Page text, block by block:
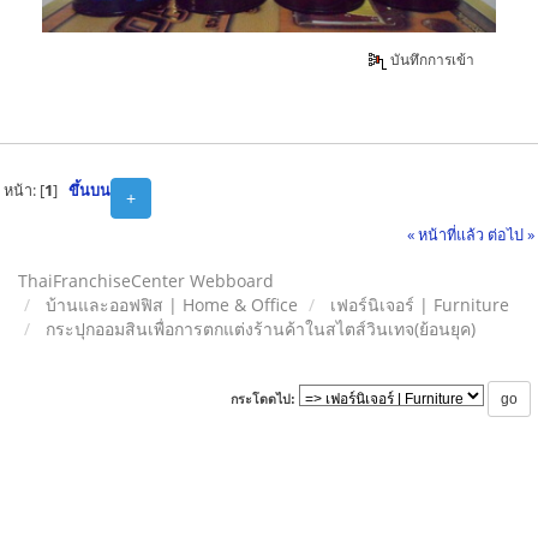
บันทึกการเข้า
+
หน้า: [1] ขึ้นบน
« หน้าที่แล้ว ต่อไป »
ThaiFranchiseCenter Webboard
บ้านและออฟฟิส | Home & Office
เฟอร์นิเจอร์ | Furniture
กระปุกออมสินเพื่อการตกแต่งร้านค้าในสไตส์วินเทจ(ย้อนยุค)
กระโดดไป: